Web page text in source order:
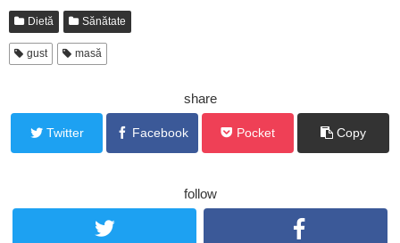
Dietă Sănătate
gust masă
share
Twitter Facebook Pocket Copy
follow